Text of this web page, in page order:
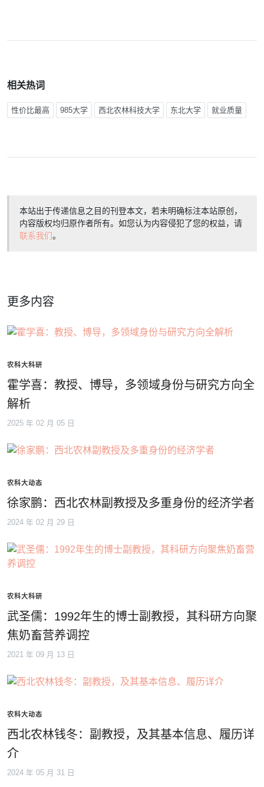
相关热词
性价比最高 985大学 西北农林科技大学 东北大学 就业质量
本站出于传递信息之目的刊登本文，若未明确标注本站原创，
内容版权均归原作者所有。如您认为内容侵犯了您的权益，请
联系我们。
更多内容
农科大科研
霍学喜：教授、博导，多领域身份与研究方向全
解析
2025 年 02 月 05 日
农科大动态
徐家鹏：西北农林副教授及多重身份的经济学者
2024 年 02 月 29 日
农科大科研
武圣儒：1992年生的博士副教授，其科研方向聚
焦奶畜营养调控
2021 年 09 月 13 日
农科大动态
西北农林钱冬：副教授，及其基本信息、履历详
介
2024 年 05 月 31 日